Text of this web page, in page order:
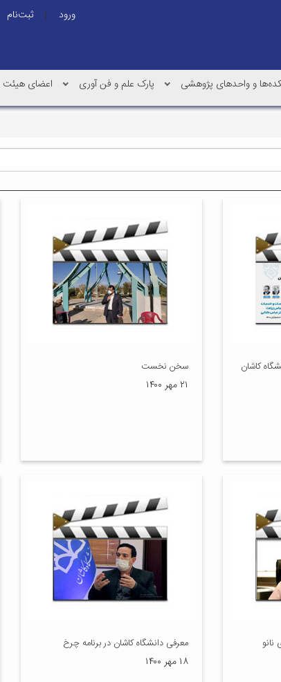
ورود |
ثبت‌نام
و واحدهای پژوهشی پارک علم و فن آوری اعضای هیئت
کاشان سخن نخست
۲۱ مهر ۱۴۰۰
معرفی دانشگاه کاشان در برنامه چرخ
۱۸ مهر ۱۴۰۰